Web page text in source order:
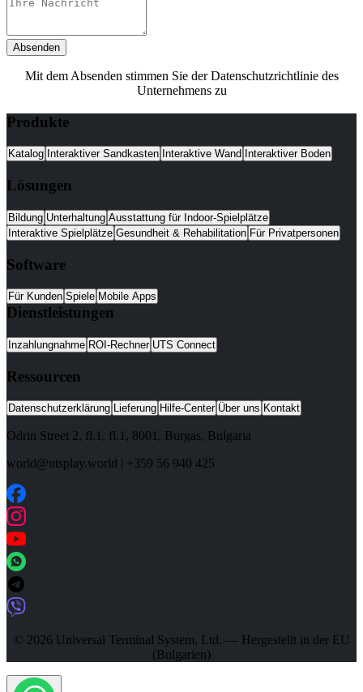
Absenden
Mit dem Absenden stimmen Sie der Datenschutzrichtlinie des
Unternehmens zu
Produkte
Katalog Interaktiver Sandkasten Interaktive Wand Interaktiver Boden
Lösungen
Bildung Unterhaltung Ausstattung für Indoor-Spielplätze
Interaktive Spielplätze Gesundheit & Rehabilitation Für Privatpersonen
Software
Für Kunden Spiele Mobile Apps
Dienstleistungen
Inzahlungnahme ROI-Rechner UTS Connect
Ressourcen
Datenschutzerklärung Lieferung Hilfe-Center Über uns Kontakt
Odrin Street 2, fl.1 , fl.1, 8001 , Burgas, Bulgaria
world@utsplay.world | +359 56 940 425
© 2026 Universal Terminal System, Ltd. — Hergestellt in der EU
(Bulgarien)